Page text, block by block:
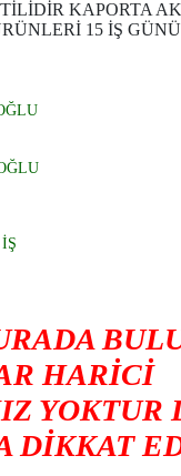
KAPORTA
15 İŞ GÜNÜ
HARİCİ
YOKTUR
DİKKAT